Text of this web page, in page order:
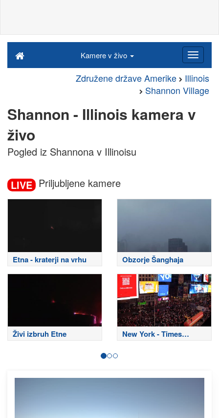
Kamere v živo
Združene države Amerike
Illinois
Shannon Village
Shannon - Illinois kamera v
živo
Pogled iz Shannona v Illinoisu
LIVE Priljubljene kamere
Etna - kraterji na vrhu Obzorje Šanghaja
Živi izbruh Etne
New York - Times
Square